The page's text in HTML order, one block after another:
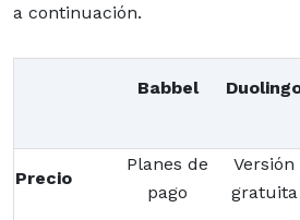
a continuación.
Babbel
Precio
Planes de
pago
Versión
gratuita